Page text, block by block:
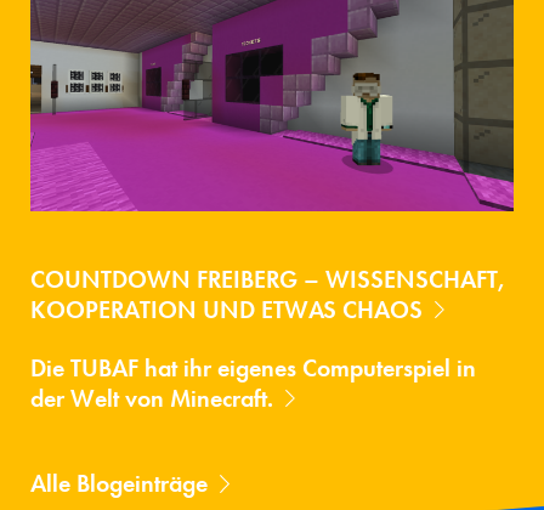
COUNTDOWN FREIBERG – WISSENSCHAFT,
KOOPERATION UND ETWAS CHAOS
Die TUBAF hat ihr eigenes Computerspiel in
der Welt von Minecraft.
Alle Blogeinträge